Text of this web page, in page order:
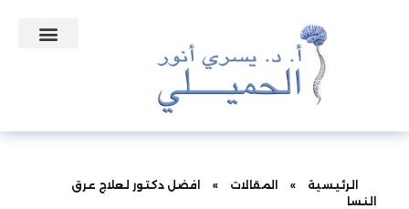
الرئيسية » المقالات »
افضل دكتور لعلاج عرق
النسا